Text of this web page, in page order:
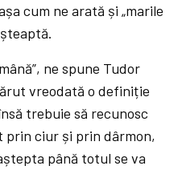
cum ne arată și „marile
ne spune Tudor
vreodată o definiție
trebuie să recunosc
ciur și prin dârmon,
până totul se va